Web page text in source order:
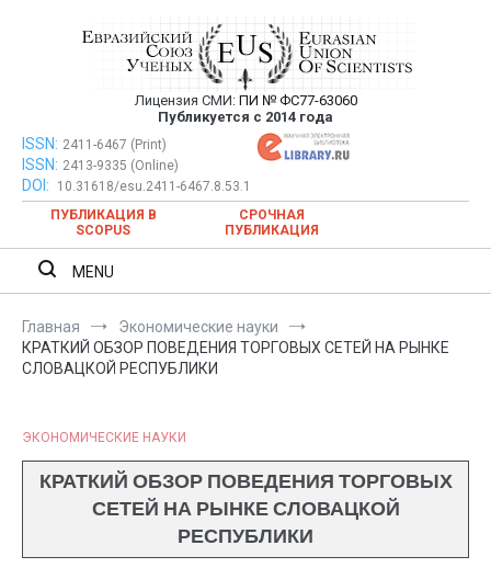
Евразийский Союз Ученых —
публикация научных статей в
ежемесячном научном журнале
Лицензия СМИ: ПИ № ФС77-63060
Публикуется с 2014 года
Евразийский Союз Ученых — публикация научных статей в
ежемесячном научном журнале
ISSN: 2411-6467 (Print)
ISSN: 2413-9335 (Online)
DOI:
10.31618/esu.2411-6467.8.53.1
ПУБЛИКАЦИЯ В
SCOPUS
СРОЧНАЯ
ПУБЛИКАЦИЯ
MENU
Главная
Экономические науки
КРАТКИЙ ОБЗОР ПОВЕДЕНИЯ ТОРГОВЫХ СЕТЕЙ НА РЫНКЕ
СЛОВАЦКОЙ РЕСПУБЛИКИ
ЭКОНОМИЧЕСКИЕ НАУКИ
КРАТКИЙ ОБЗОР ПОВЕДЕНИЯ ТОРГОВЫХ
СЕТЕЙ НА РЫНКЕ СЛОВАЦКОЙ
РЕСПУБЛИКИ